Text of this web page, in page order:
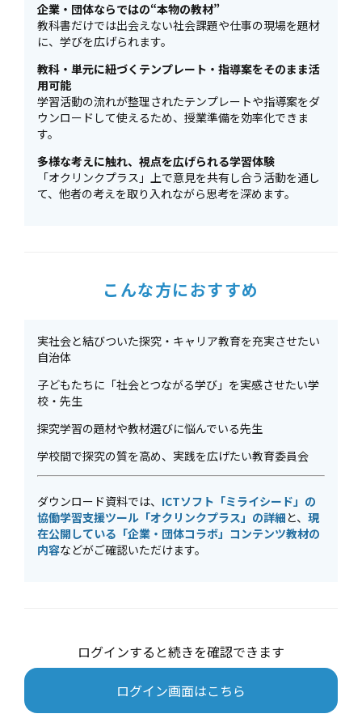
企業・団体ならではの“本物の教材”
教科書だけでは出会えない社会課題や仕事の現場を題材
に、学びを広げられます。
教科・単元に紐づくテンプレート・指導案をそのまま活
用可能
学習活動の流れが整理されたテンプレートや指導案をダ
ウンロードして使えるため、授業準備を効率化できま
す。
多様な考えに触れ、視点を広げられる学習体験
「オクリンクプラス」上で意見を共有し合う活動を通し
て、他者の考えを取り入れながら思考を深めます。
こんな方におすすめ
実社会と結びついた探究・キャリア教育を充実させたい
自治体
子どもたちに「社会とつながる学び」を実感させたい学
校・先生
探究学習の題材や教材選びに悩んでいる先生
学校間で探究の質を高め、実践を広げたい教育委員会
ダウンロード資料では、 ICTソフト「ミライシード」の
協働学習支援ツール「オクリンクプラス」の詳細と、 現
在公開している「企業・団体コラボ」コンテンツ教材の
内容などがご確認いただけます。
ログインすると続きを確認できます
ログイン画面はこちら